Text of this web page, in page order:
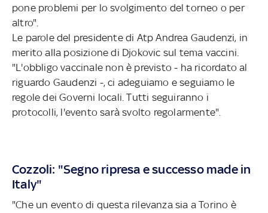
pone problemi per lo svolgimento del torneo o per
altro".
Le parole del presidente di Atp Andrea Gaudenzi, in
merito alla posizione di Djokovic sul tema vaccini.
"L'obbligo vaccinale non è previsto - ha ricordatoal
riguardo Gaudenzi -, ci adeguiamo e seguiamo le
regole dei Governi locali. Tutti seguiranno i
protocolli, l'evento sarà svolto regolarmente".
Cozzoli: "Segno ripresa e successo made in
Italy"
"Che un evento di questa rilevanza sia a Torino è